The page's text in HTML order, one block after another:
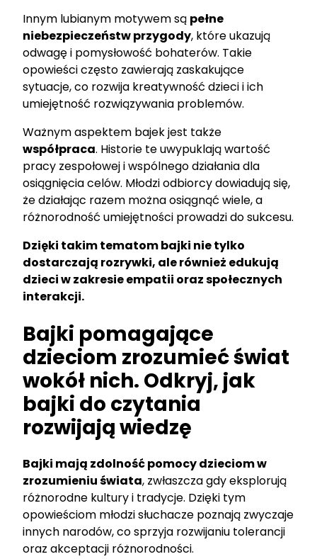
Innym lubianym motywem są pełne
niebezpieczeństw przygody, które ukazują
odwagę i pomysłowość bohaterów. Takie
opowieści często zawierają zaskakujące
sytuacje, co rozwija kreatywność dzieci i ich
umiejętność rozwiązywania problemów.
Ważnym aspektem bajek jest także
współpraca. Historie te uwypuklają wartość
pracy zespołowej i wspólnego działania dla
osiągnięcia celów. Młodzi odbiorcy dowiadują się,
że działając razem można osiągnąć wiele, a
różnorodność umiejętności prowadzi do sukcesu.
Dzięki takim tematom bajki nie tylko
dostarczają rozrywki, ale również edukują
dzieci w zakresie empatii oraz społecznych
interakcji.
Bajki pomagające
dzieciom zrozumieć świat
wokół nich. Odkryj, jak
bajki do czytania
rozwijają wiedzę
Bajki mają zdolność pomocy dzieciom w
zrozumieniu świata, zwłaszcza gdy eksplorują
różnorodne kultury i tradycje. Dzięki tym
opowieściom młodzi słuchacze poznają zwyczaje
innych narodów, co sprzyja rozwijaniu tolerancji
oraz akceptacji różnorodności.